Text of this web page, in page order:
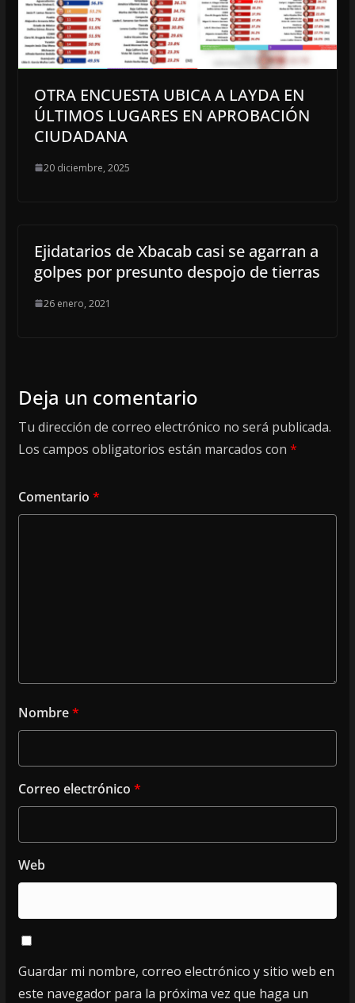
OTRA ENCUESTA UBICA A LAYDA EN
ÚLTIMOS LUGARES EN APROBACIÓN
CIUDADANA
20 diciembre, 2025
Ejidatarios de Xbacab casi se agarran a
golpes por presunto despojo de tierras
26 enero, 2021
Deja un comentario
Tu dirección de correo electrónico no será publicada.
Los campos obligatorios están marcados con *
Comentario *
Nombre*
Correo electrónico *
Web
Guardar mi nombre, correo electrónico y sitio web en
este navegador para la próxima vez que haga un